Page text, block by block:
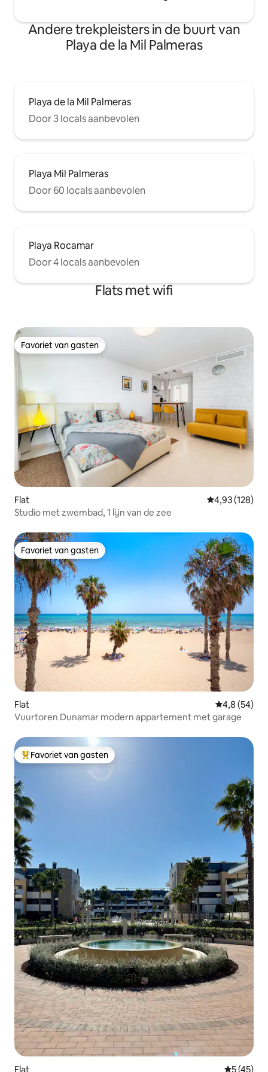
płaskim ekranem w pełni wyposażona
kuchnia (lodówka, piekarnik, zmywarka,
ekspres do kawy, czajnik, naczynia) *
pralka, ręczniki i pościel w cenie *
Andere trekpleisters in de buurt van
Playa de la Mil Palmeras
Playa de la Mil Palmeras
Door 3 locals aanbevolen
Playa Mil Palmeras
Door 60 locals aanbevolen
Playa Rocamar
Door 4 locals aanbevolen
Flats met wifi
Favoriet van gasten
Favoriet van gasten
Flat Gemiddelde
4,93 (128)
Studio met zwembad, 1 lijn van de zee
Favoriet van gasten
Favoriet van gasten
Flat Gemiddelde
4,8 (54)
Vuurtoren Dunamar modern appartement met garage
Topfavoriet van gasten
Favoriet van gasten
Flat 5 (45)